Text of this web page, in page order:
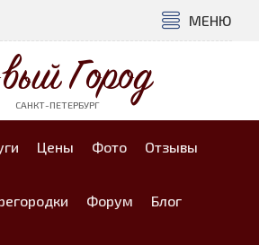
МЕНЮ
Город
САНКТ-ПЕТЕРБУРГ
Цены Фото Отзывы
Форум Блог